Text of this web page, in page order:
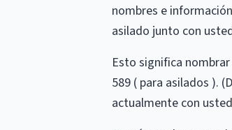
nombres e
asilado junto con
Esto significa
589 ( para asilados ).
actualmente con